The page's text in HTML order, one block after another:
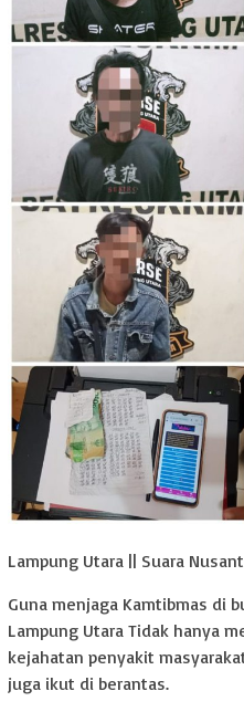
Lampung Utara || Suara
Guna menjaga Kamtibmas di
Lampung Utara Tidak hanya
kejahatan penyakit
juga ikut di berantas.